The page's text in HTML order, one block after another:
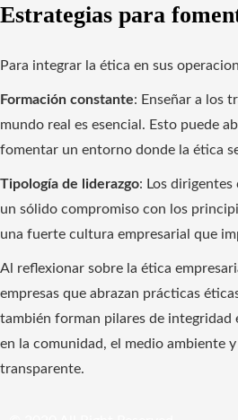
Estrategias para
Para integrar la ética en sus
Formación constante: Enseñar a los
mundo real es esencial. Esto puede
fomentar un entorno donde la ética
Tipología de liderazgo: Los
un sólido compromiso con los
una fuerte cultura empresarial que
Al reflexionar sobre la ética
empresas que abrazan prácticas
también forman pilares de integridad
en la comunidad, el medio ambiente
transparente.